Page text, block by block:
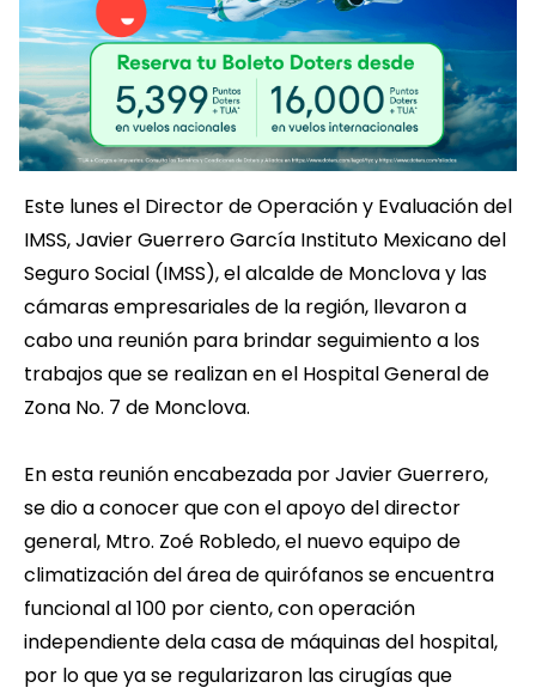
Este lunes el Director de Operación y Evaluación del
IMSS, Javier Guerrero García Instituto Mexicano del
Seguro Social (IMSS), el alcalde de Monclova y las
cámaras empresariales de la región, llevaron a
cabo una reunión para brindar seguimiento a los
trabajos que se realizan en el Hospital General de
Zona No. 7 de Monclova.
En esta reunión encabezada por Javier Guerrero,
se dio a conocer que con el apoyo del director
general, Mtro. Zoé Robledo, el nuevo equipo de
climatización del área de quirófanos se encuentra
funcional al 100 por ciento, con operación
independiente dela casa de máquinas del hospital,
por lo que ya se regularizaron las cirugías que